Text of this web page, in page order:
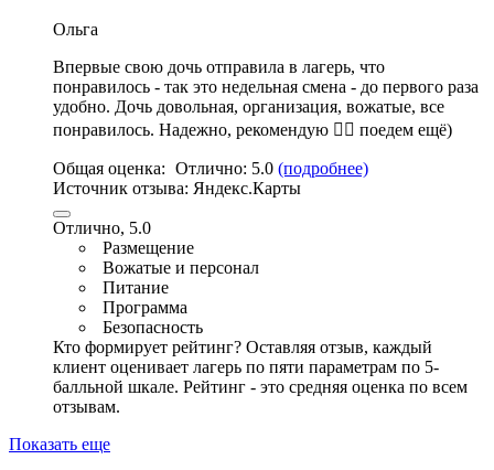
Ольга
Впервые свою дочь отправила в лагерь, что
понравилось - так это недельная смена - до первого раза
удобно. Дочь довольная, организация, вожатые, все
понравилось. Надежно, рекомендую 👌🏽 поедем ещё)
Общая оценка: Отлично: 5.0 (подробнее)
Источник отзыва: Яндекс.Карты
Отлично, 5.0
Размещение
Вожатые и персонал
Питание
Программа
Безопасность
Кто формирует рейтинг? Оставляя отзыв, каждый
клиент оценивает лагерь по пяти параметрам по 5-
балльной шкале. Рейтинг - это средняя оценка по всем
отзывам.
Показать еще